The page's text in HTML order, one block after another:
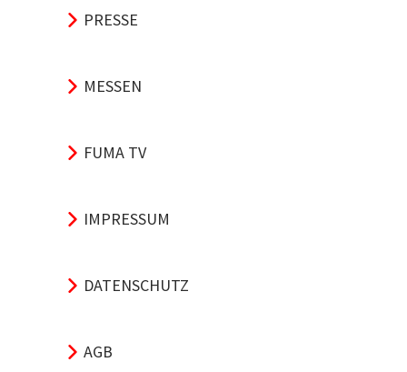
PRESSE
MESSEN
FUMA TV
IMPRESSUM
DATENSCHUTZ
AGB